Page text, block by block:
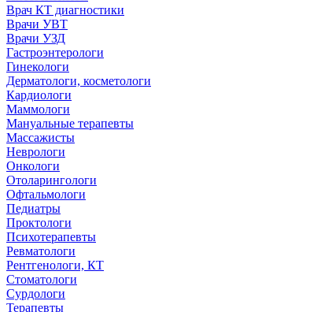
Врач КТ диагностики
Врачи УВТ
Врачи УЗД
Гастроэнтерологи
Гинекологи
Дерматологи, косметологи
Кардиологи
Маммологи
Мануальные терапевты
Массажисты
Неврологи
Онкологи
Отоларингологи
Офтальмологи
Педиатры
Проктологи
Психотерапевты
Ревматологи
Рентгенологи, КТ
Стоматологи
Сурдологи
Терапевты